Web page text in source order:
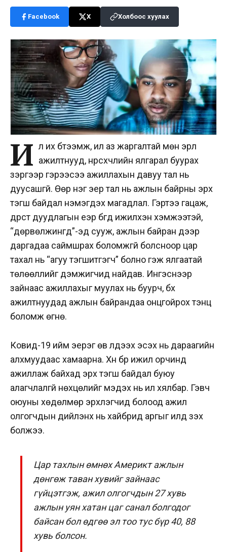
Facebook X Холбоос хуулах
И лүү их бүтээмж, илүү аз жаргалтай мөн эрүүл
ажилтнууд, нүүрсхүчлийн ялгарал буурах
зэргээр гэрээсээ ажиллахын давуу тал нь
дуусашгүй. Өөр нэг эерүү тал нь ажлын байрны эрх
тэгш байдал нэмэгдэх магадлал. Гэртээ гацаж,
дүрст дуудлагын үеэр бүгд ижилхэн хэмжээтэй,
“дөрвөлжингүүд”-эд сууж, ажлын байран дээр
даргадаа саймшрах боломжгүй болсноор цар
тахал нь “агуу тэгшитгэгч” болно гэж ялгаатай
төлөөллийг дэмжигчид найдав. Ингэснээр
зайнаас ажиллахыг муулах нь буурч, бүх
ажилтнуудад ажлын байрандаа онцгойрох тэнцүү
боломж өгнө.
Ковид-19 ийм эерэг өв үлдээх эсэх нь дараагийн
алхмуудаас хамаарна. Хүн бүр ижил орчинд
ажиллаж байхад эрх тэгш байдал буюу
алагчлалгүй нөхцөлийг мэдэх нь илүү хялбар. Гэвч
оюуны хөдөлмөр эрхлэгчид болоод ажил
олгогчдын дийлэнх нь хайбрид аргыг илүүд үзэх
болжээ.
Цар тахлын өмнөх Америкт ажлын
дөнгөж таван хувийг зайнаас
гүйцэтгэж, ажил олгогчдын 27 хувь
ажлын уян хатан цаг санал болгодог
байсан бол өдгөө эл тоо тус бүр 40, 88
хувь болсон.